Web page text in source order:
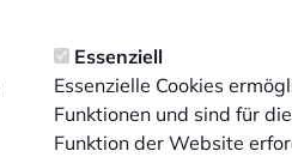
Essenziell
Essenzielle Cookies
Funktionen und sind für
Funktion der Website